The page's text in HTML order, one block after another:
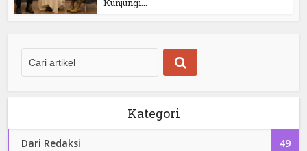
Kunjungi...
Kategori
Dari Redaksi 49